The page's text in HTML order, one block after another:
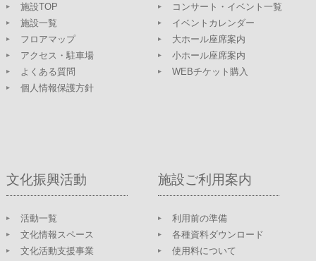
施設TOP
施設一覧
フロアマップ
アクセス・駐車場
よくある質問
個人情報保護方針
コンサート・イベント一覧
イベントカレンダー
大ホール座席案内
小ホール座席案内
WEBチケット購入
文化振興活動
活動一覧
文化情報スペース
文化活動支援事業
施設ご利用案内
利用前の準備
各種資料ダウンロード
使用料について